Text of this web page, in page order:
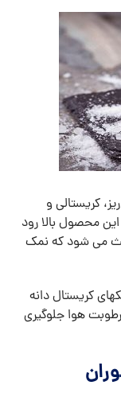
کریستالی و
محصول بالا رود
می شود که نمک
کریستال دانه
هوا جلوگیری